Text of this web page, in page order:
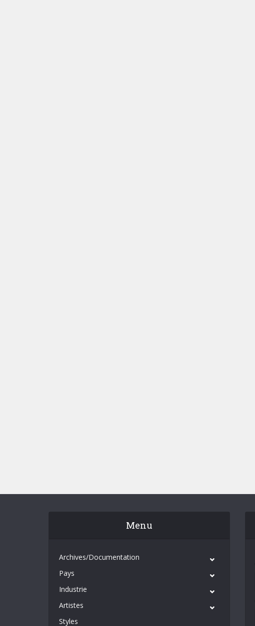
Menu
Archives/Documentation
Pays
Industrie
Artistes
Styles